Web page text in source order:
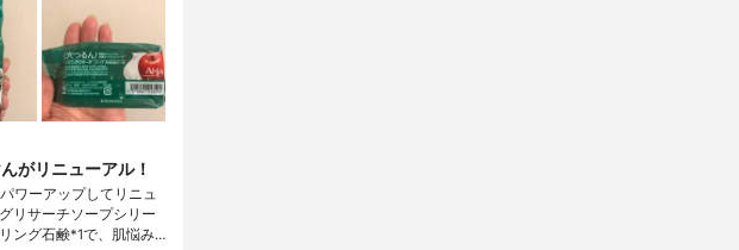
がリニューアル！
ワーアップしてリニュ
リサーチソープシリー
ング石鹸*1で、肌悩み…